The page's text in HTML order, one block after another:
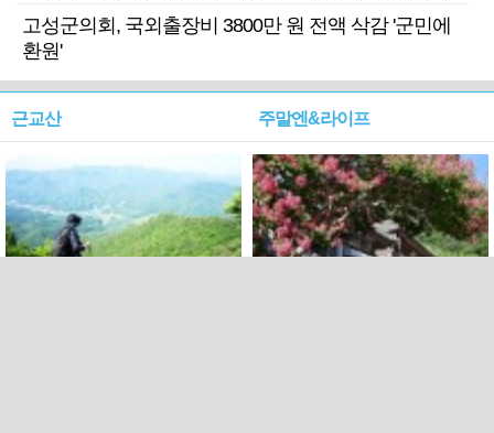
고성군의회, 국외출장비 3800만 원 전액 삭감 '군민에
환원'
근교산 주말엔&라이프